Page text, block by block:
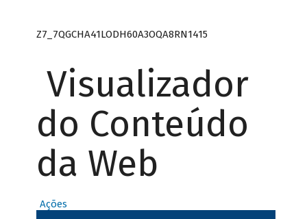
Z7_7QGCHA41LODH60A3OQA8RN1415
Visualizador
do Conteúdo
da Web
Ações